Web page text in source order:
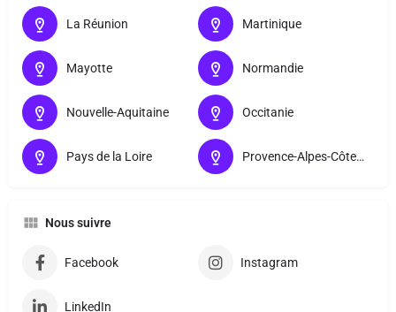
La Réunion Martinique
Mayotte Normandie
Nouvelle-Aquitaine Occitanie
Pays de la Loire Provence-Alpes-Côte d’Azur
Nous suivre
Facebook Instagram
LinkedIn